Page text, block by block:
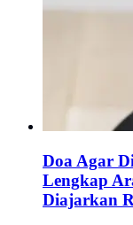
Doa Agar
Lengkap
Diajarkan